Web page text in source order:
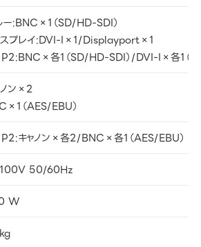
ー:BNC×1（SD/HD-SDI）
スプレイ:DVI-I×1/Displayport×1
P2:BNC×各1（SD/HD-SDI）/DVI-I×各1（
ノン×2
（AES/EBU）
P2:キャノン×各2/BNC×各1（AES/EBU）
50/60Hz
W